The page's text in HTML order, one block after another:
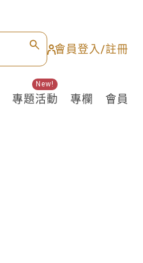
會員登入/註冊
專題活動
New!
專欄 會員